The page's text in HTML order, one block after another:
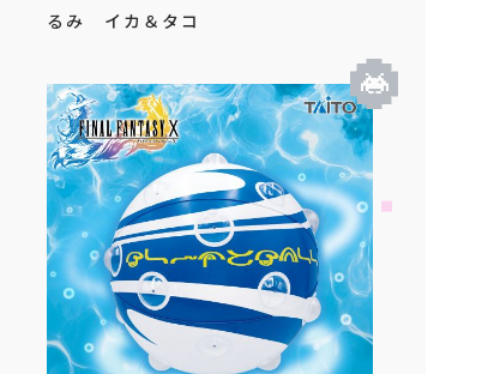
るみ イカ＆タコ